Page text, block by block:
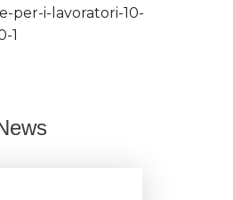
per-i-lavoratori-10-
1